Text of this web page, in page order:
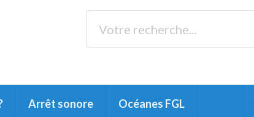
Arrêt sonore Océanes FGL